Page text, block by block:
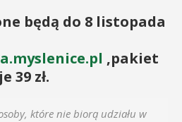
będą do 8 listopada
,pakiet
39 zł.
które nie biorą udziału w